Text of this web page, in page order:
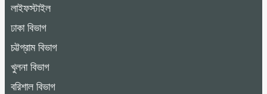
লাইফস্টাইল
ঢাকা বিভাগ
চট্টগ্রাম বিভাগ
খুলনা বিভাগ
বরিশাল বিভাগ